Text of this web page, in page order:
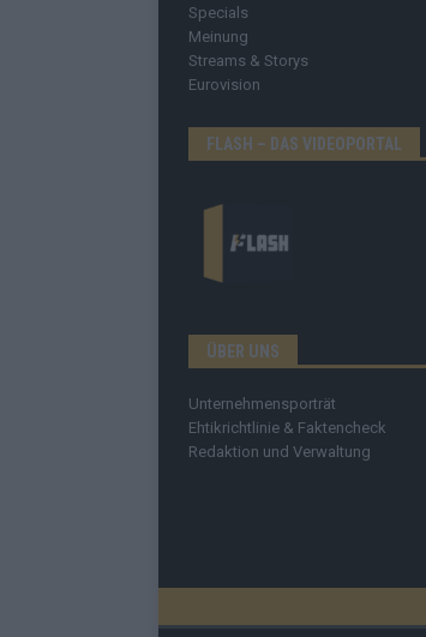
Specials
Meinung
Streams & Storys
Eurovision
FLASH – DAS VIDEOPORTAL
ÜBER UNS
Unternehmensporträt
Ehtikrichtlinie & Faktencheck
Redaktion und Verwaltung